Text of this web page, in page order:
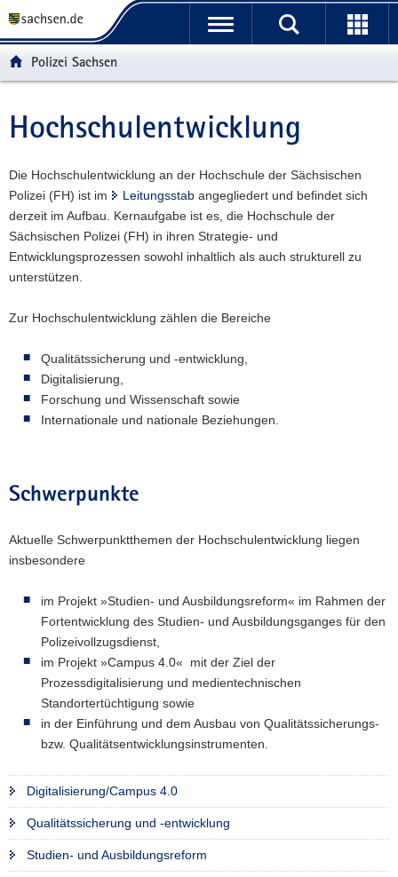
t
ü
e
r
g
r
e
i
e
d
e
N
a
a
i
o
t
n
v
i
g
a
t
i
n
p
n
a
l
t
t
e
n
f
o
r
m
a
i
n
t
-
e
r
e
i
c
h
Polizei Sachsen
Hauptinhalt
Hochschulentwicklung
Die Hochschulentwicklung an der Hochschule der Sächsischen
Polizei (FH) ist im
Leitungsstab angegliedert und befindet sich
derzeit im Aufbau. Kernaufgabe ist es, die Hochschule der
Sächsischen Polizei (FH) in ihren Strategie- und
Entwicklungsprozessen sowohl inhaltlich als auch strukturell zu
unterstützen.
Zur Hochschulentwicklung zählen die Bereiche
Qualitätssicherung und -entwicklung,
Digitalisierung,
Forschung und Wissenschaft sowie
Internationale und nationale Beziehungen.
Schwerpunkte
Aktuelle Schwerpunktthemen der Hochschulentwicklung liegen
insbesondere
im Projekt »Studien- und Ausbildungsreform« im Rahmen der
Fortentwicklung des Studien- und Ausbildungsganges für den
Polizeivollzugsdienst,
im Projekt »Campus 4.0« mit der Ziel der
Prozessdigitalisierung und medientechnischen
Standortertüchtigung sowie
in der Einführung und dem Ausbau von Qualitätssicherungs-
bzw. Qualitätsentwicklungsinstrumenten.
Digitalisierung/Campus 4.0
Qualitätssicherung und -entwicklung
Studien- und Ausbildungsreform